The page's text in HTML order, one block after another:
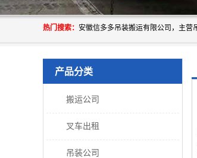
热门搜索：
产品分类
搬运公司
叉车出租
吊装公司